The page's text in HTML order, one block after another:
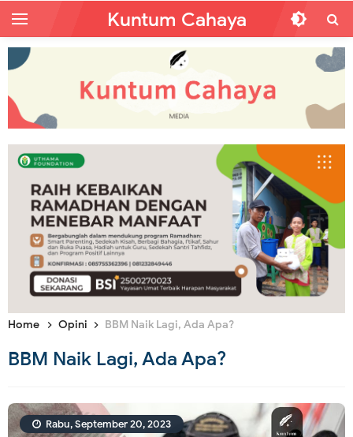
Kuntum Cahaya
Home Opini BBM Naik Lagi, Ada Apa?
BBM Naik Lagi, Ada Apa?
Rabu, September 20, 2023